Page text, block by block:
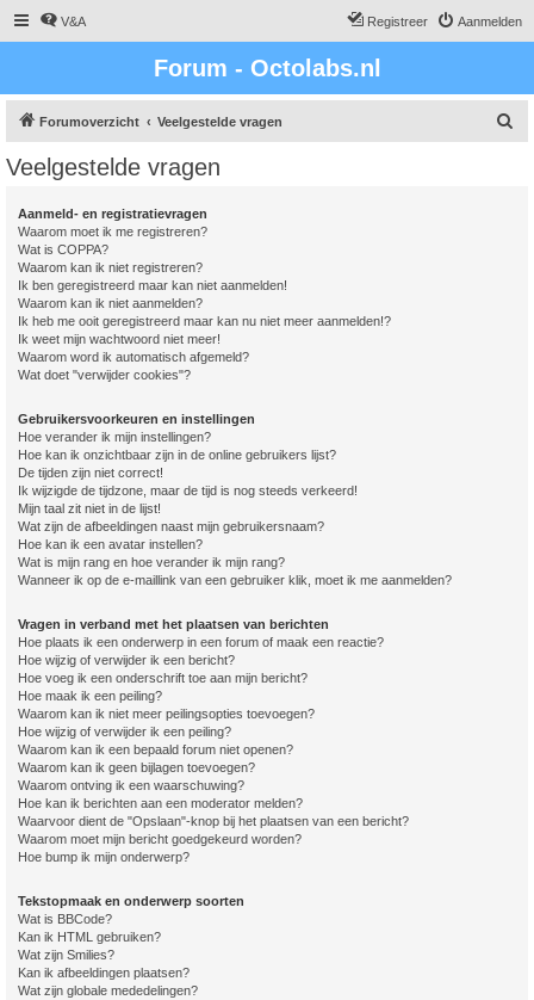
V&A Aanmelden
Registreer
Forum - Octolabs.nl
Forumoverzicht Veelgestelde vragen
Veelgestelde vragen
Aanmeld- en registratievragen
Waarom moet ik me registreren?
Wat is COPPA?
Waarom kan ik niet registreren?
Ik ben geregistreerd maar kan niet aanmelden!
Waarom kan ik niet aanmelden?
Ik heb me ooit geregistreerd maar kan nu niet meer aanmelden!?
Ik weet mijn wachtwoord niet meer!
Waarom word ik automatisch afgemeld?
Wat doet "verwijder cookies"?
Gebruikersvoorkeuren en instellingen
Hoe verander ik mijn instellingen?
Hoe kan ik onzichtbaar zijn in de online gebruikers lijst?
De tijden zijn niet correct!
Ik wijzigde de tijdzone, maar de tijd is nog steeds verkeerd!
Mijn taal zit niet in de lijst!
Wat zijn de afbeeldingen naast mijn gebruikersnaam?
Hoe kan ik een avatar instellen?
Wat is mijn rang en hoe verander ik mijn rang?
Wanneer ik op de e-maillink van een gebruiker klik, moet ik me aanmelden?
Vragen in verband met het plaatsen van berichten
Hoe plaats ik een onderwerp in een forum of maak een reactie?
Hoe wijzig of verwijder ik een bericht?
Hoe voeg ik een onderschrift toe aan mijn bericht?
Hoe maak ik een peiling?
Waarom kan ik niet meer peilingsopties toevoegen?
Hoe wijzig of verwijder ik een peiling?
Waarom kan ik een bepaald forum niet openen?
Waarom kan ik geen bijlagen toevoegen?
Waarom ontving ik een waarschuwing?
Hoe kan ik berichten aan een moderator melden?
Waarvoor dient de "Opslaan"-knop bij het plaatsen van een bericht?
Waarom moet mijn bericht goedgekeurd worden?
Hoe bump ik mijn onderwerp?
Tekstopmaak en onderwerp soorten
Wat is BBCode?
Kan ik HTML gebruiken?
Wat zijn Smilies?
Kan ik afbeeldingen plaatsen?
Wat zijn globale mededelingen?